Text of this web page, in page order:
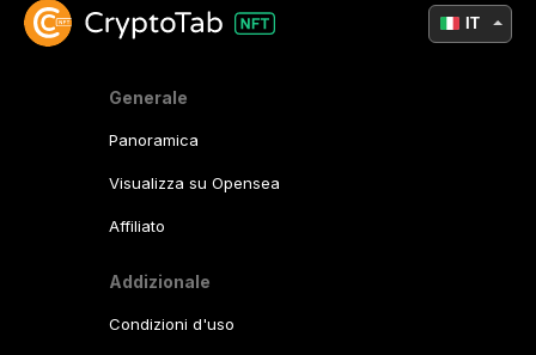
Generale
Panoramica
Visualizza su Opensea
Affiliato
Addizionale
Condizioni d'uso
IT